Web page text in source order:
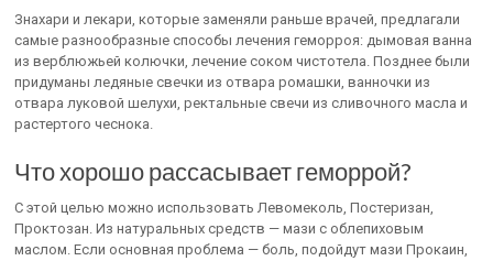
Знахари и лекари, которые заменяли раньше врачей, предлагали
самые разнообразные способы лечения геморроя: дымовая ванна
из верблюжьей колючки, лечение соком чистотела. Позднее были
придуманы ледяные свечки из отвара ромашки, ванночки из
отвара луковой шелухи, ректальные свечи из сливочного масла и
растертого чеснока.
Что хорошо рассасывает геморрой?
С этой целью можно использовать Левомеколь, Постеризан,
Проктозан. Из натуральных средств — мази с облепиховым
маслом. Если основная проблема — боль, подойдут мази Прокаин,